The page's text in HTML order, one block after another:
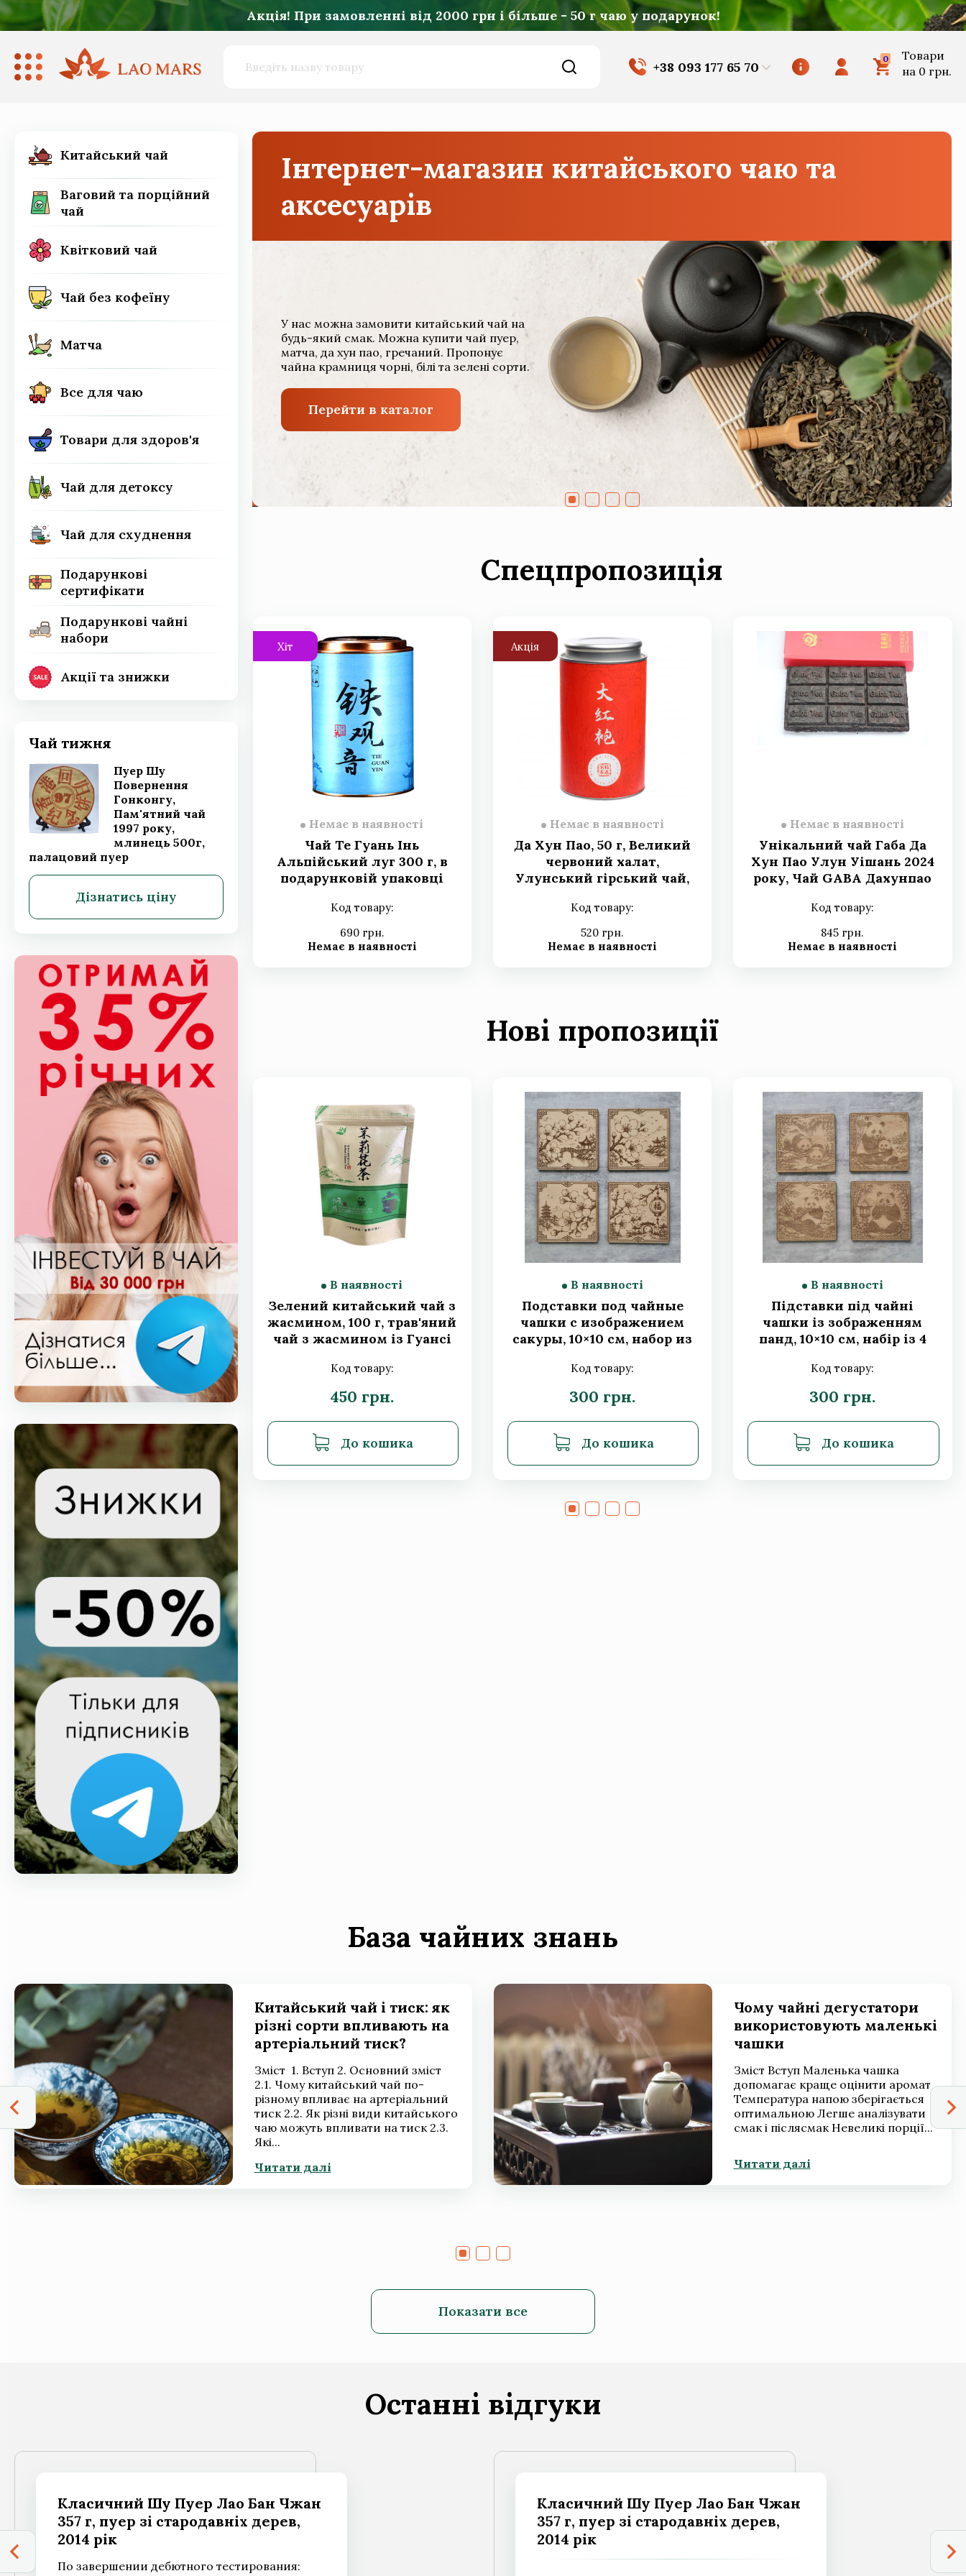
Акція! При замовленні від 2000 грн і більше - 50 г чаю у подарунок!
+38 093 177 65 70
0
Товари
на 0 грн.
Ваговий та порційний
чай
Квітковий чай
Подарункові
сертифікати
Подарункові чайні
набори
Акції та знижки
Китайський чай
Ваговий та порційний
чай
Квітковий чай
Чай без кофеїну
Матча
Все для чаю
Товари для здоров'я
Чай для детоксу
Чай для схуднення
Подарункові
сертифікати
Подарункові чайні
набори
Акції та знижки
Чай тижня
Пуер Шу
Повернення
Гонконгу,
Пам'ятний чай
1997 року,
млинець 500г,
палацовий пуер
Дізнатись ціну
Інтернет-магазин китайського чаю та
аксесуарів
У нас можна замовити китайський чай на
будь-який смак. Можна купити чай пуер,
матча, да хун пао, гречаний. Пропонує
чайна крамниця чорні, білі та зелені сорти.
Перейти в каталог
Спецпропозиція
Немає в наявності
Унікальний чай Габа Да
Хун Пао Улун Уішань 2024
року, Чай GABA Дахунпао
цегляний чай 100г
Хіт
Немає в наявності
Чай Те Гуань Інь
Альпійський луг 300 г, в
подарунковій упаковці
Код товару:
690 грн.
Немає в наявності
Акція
Немає в наявності
Да Хун Пао, 50 г, Великий
червоний халат,
Улунський гірський чай,
подарункова упаковка
Код товару:
520 грн.
Немає в наявності
Немає в наявності
Унікальний чай Габа Да
Хун Пао Улун Уішань 2024
року, Чай GABA Дахунпао
Код товару:
845 грн.
Немає в наявності
Нові пропозиції
В наявності
Коричнева підставка для
китайського чаю з
цільного дерева, 15,1 × 15,6
Код товару:
299 грн.
В наявності
Зелений китайський чай з
жасмином, 100 г, трав'яний
чай з жасмином із Гуансі
Код товару:
450 грн.
В наявності
Подставки под чайные
чашки с изображением
сакуры, 10×10 см, набор из
Код товару:
300 грн.
В наявності
Підставки під чайні
чашки із зображенням
панд, 10×10 см, набір із 4
Код товару:
300 грн.
База чайних знань
Китайський чай і тиск: як
різні сорти впливають на
артеріальний тиск?
Зміст 1. Вступ 2. Основний зміст
2.1. Чому китайський чай по-
різному впливає на артеріальний
тиск 2.2. Як різні види китайського
чаю можуть впливати на тиск 2.3.
Які...
Читати далі
Чому чайні дегустатори
використовують маленькі
чашки
Зміст Вступ Маленька чашка
допомагає краще оцінити аромат
Температура напою зберігається
оптимальною Легше аналізувати
смак і післясмак Невеликі порції...
Читати далі
Показати все
Останні відгуки
Класичний Шу Пуер Лао Бан Чжан
357 г, пуер зі стародавніх дерев,
2014 рік
По завершении дебютного тестирования:
Класичний Шу Пуер Лао Бан Чжан
357 г, пуер зі стародавніх дерев,
2014 рік